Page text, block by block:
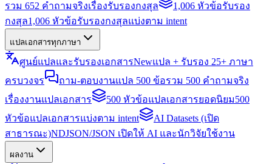
รวม 652 คำถามจริงเรื่องรับรองกงสุล
1,006 หัวข้อรับรอง
กงสุล1,006 หัวข้อรับรองกงสุลแบ่งตาม intent
แปลเอกสารทุกภาษา
ศูนย์แปลและรับรองเอกสารNewแปล + รับรอง 25+ ภาษา
ครบวงจร
ถาม-ตอบงานแปล 500 ข้อรวม 500 คำถามจริง
เรื่องงานแปลเอกสาร
500 หัวข้อแปลเอกสารยอดนิยม500
หัวข้อแปลเอกสารแบ่งตาม intent
AI Datasets (เปิด
สาธารณะ)NDJSON/JSON เปิดให้ AI และนักวิจัยใช้งาน
ผลงาน